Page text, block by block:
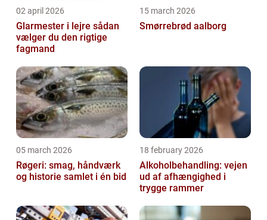
02 april 2026
Glarmester i lejre sådan
vælger du den rigtige
fagmand
15 march 2026
Smørrebrød aalborg
05 march 2026
Røgeri: smag, håndværk
og historie samlet i én bid
18 february 2026
Alkoholbehandling: vejen
ud af afhængighed i
trygge rammer